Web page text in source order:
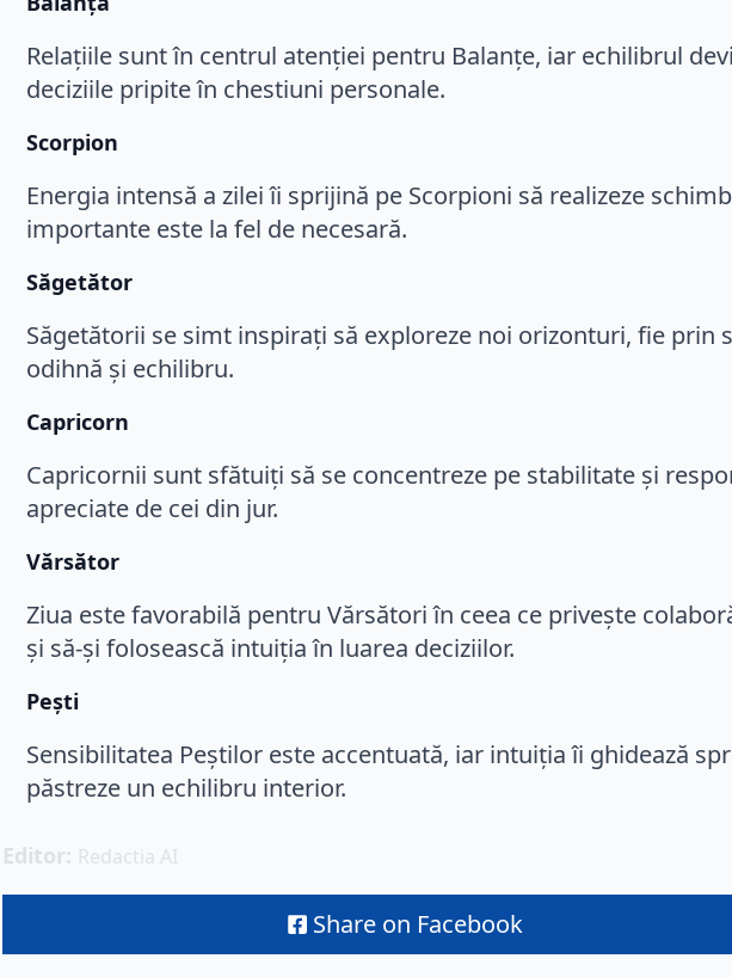
Relațiile sunt în centrul atenției pentru Balanțe, iar echilibrul
deciziile pripite în chestiuni personale.
Scorpion
Energia intensă a zilei îi sprijină pe Scorpioni să realizeze
importante este la fel de necesară.
Săgetător
Săgetătorii se simt inspirați să exploreze noi orizonturi, fie
odihnă și echilibru.
Capricorn
Capricornii sunt sfătuiți să se concentreze pe stabilitate și
apreciate de cei din jur.
Vărsător
Ziua este favorabilă pentru Vărsători în ceea ce privește
și să-și folosească intuiția în luarea deciziilor.
Pești
Sensibilitatea Peștilor este accentuată, iar intuiția îi ghidează
păstreze un echilibru interior.
Editor: Redactia AI
Share on Facebook